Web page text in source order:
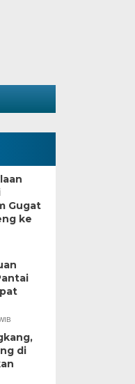
Gugat
ke
di